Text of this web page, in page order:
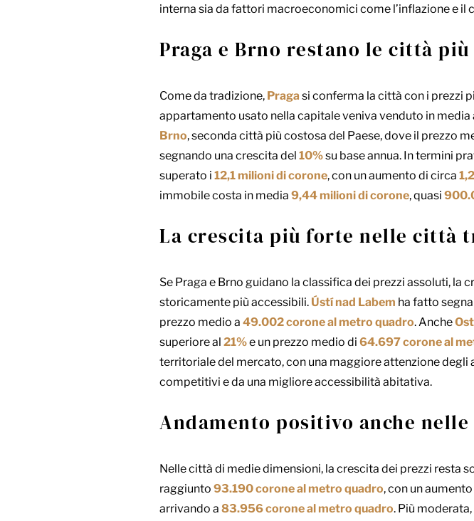
interna sia da fattori macroeconomici come l’inflazione e il
Praga e Brno restano le città più
Come da tradizione, Praga si conferma la città con i prezzi
appartamento usato nella capitale veniva venduto in media
Brno, seconda città più costosa del Paese, dove il prezzo
segnando una crescita del 10%su base annua. In termini
superato i 12,1 milioni di corone, con un aumento di circa
immobile costa in media 9,44 milioni di corone, quasi
La crescita più forte nelle città
Se Praga e Brno guidano la classifica dei prezzi assoluti, la
storicamente più accessibili. Ústí nad Labem ha fatto
prezzo medio a 49.002 corone al metro quadro. Anche
superiore al 21%e un prezzo medio di 64.697 corone al
territoriale del mercato, con una maggiore attenzione
competitivi e da una migliore accessibilità abitativa.
Andamento positivo anche
Nelle città di medie dimensioni, la crescita dei prezzi resta
raggiunto 93.190 corone al metro quadro, con un
arrivando a 83.956 corone al metro quadro. Più